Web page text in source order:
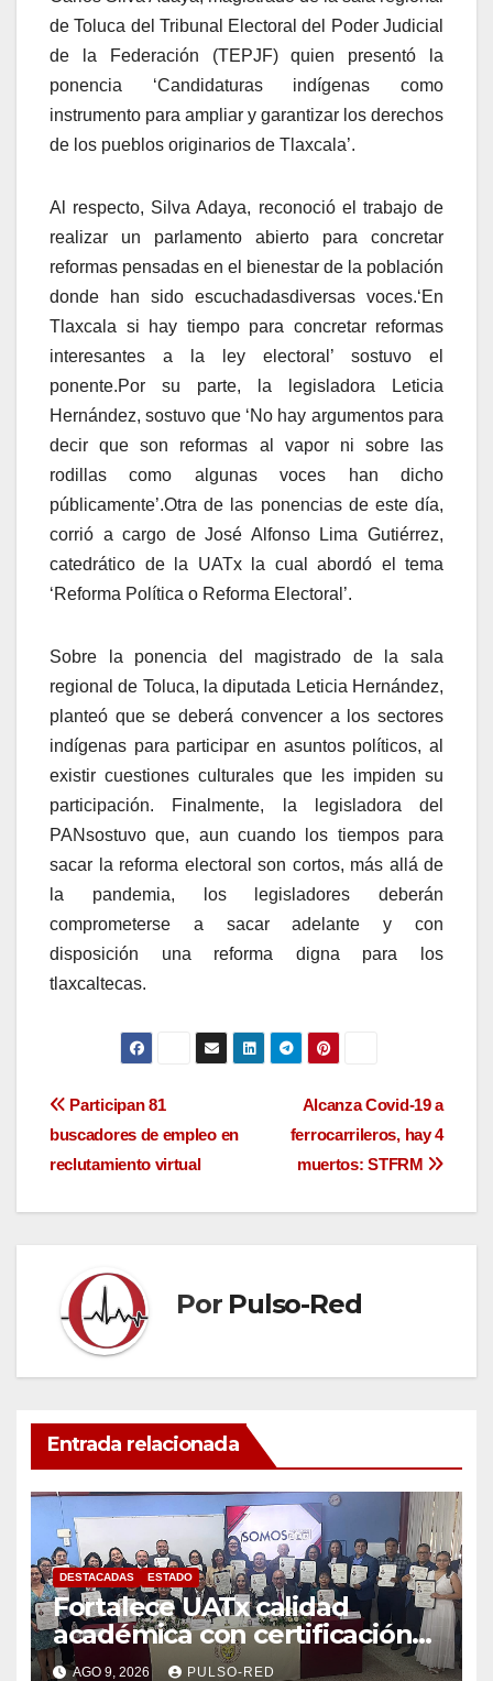
de Toluca del Tribunal Electoral del Poder Judicial
de la Federación (TEPJF) quien presentó la
ponencia ‘Candidaturas indígenas como
instrumento para ampliar y garantizar los derechos
de los pueblos originarios de Tlaxcala’.
Al respecto, Silva Adaya, reconoció el trabajo de
realizar un parlamento abierto para concretar
reformas pensadas en el bienestar de la población
donde han sido escuchadasdiversas voces.‘En
Tlaxcala si hay tiempo para concretar reformas
interesantes a la ley electoral’ sostuvo el
ponente.Por su parte, la legisladora Leticia
Hernández, sostuvo que ‘No hay argumentos para
decir que son reformas al vapor ni sobre las
rodillas como algunas voces han dicho
públicamente’.Otra de las ponencias de este día,
corrió a cargo de José Alfonso Lima Gutiérrez,
catedrático de la UATx la cual abordó el tema
‘Reforma Política o Reforma Electoral’.
Sobre la ponencia del magistrado de la sala
regional de Toluca, la diputada Leticia Hernández,
planteó que se deberá convencer a los sectores
indígenas para participar en asuntos políticos, al
existir cuestiones culturales que les impiden su
participación. Finalmente, la legisladora del
PANsostuvo que, aun cuando los tiempos para
sacar la reforma electoral son cortos, más allá de
la pandemia, los legisladores deberán
comprometerse a sacar adelante y con
disposición una reforma digna para los
tlaxcaltecas.
Navegación
de
entradas
Alcanza Covid-19 a
ferrocarrileros, hay 4
muertos: STFRM
Participan 81
buscadores de empleo en
reclutamiento virtual
Por Pulso-Red
Entrada relacionada
DESTACADAS ESTADO
Fortalece UATx calidad
académica con certificación
ANFECA de 28 docentes de la
AGO 9, 2026 PULSO-RED